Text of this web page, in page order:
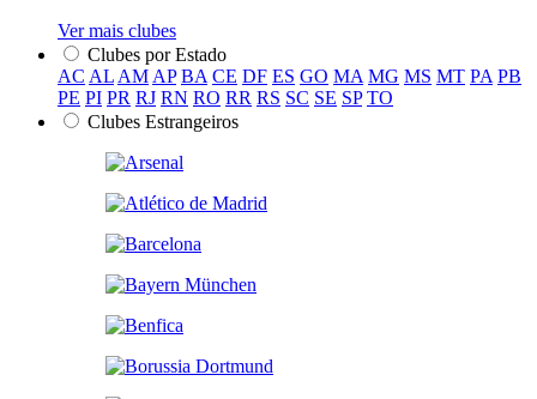
Ver mais clubes
Clubes por Estado
AC AL AM AP BA CE DF ES GO MA MG MS MT PA PB
PE PI PR RJ RN RO RR RS SC SE SP TO
Clubes Estrangeiros